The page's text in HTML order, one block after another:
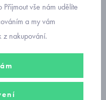
membránouochrání nohy
Boty do každého počasí ve
jara do podzimu.
vše nám udělíte
a my vám
z nakupování.